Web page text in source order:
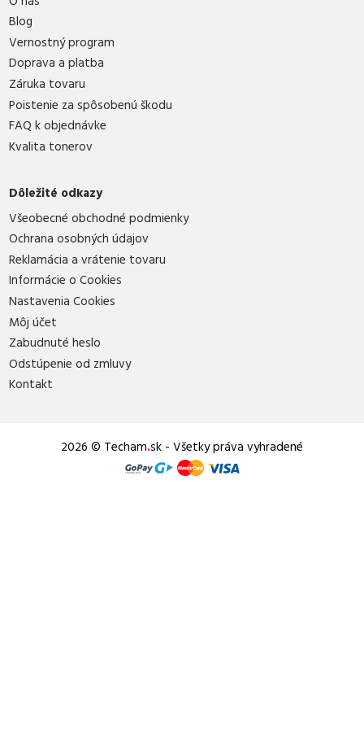
Blog
Vernostný program
Doprava a platba
Záruka tovaru
Poistenie za spôsobenú škodu
FAQ k objednávke
Kvalita tonerov
Dôležité odkazy
Všeobecné obchodné podmienky
Ochrana osobných údajov
Reklamácia a vrátenie tovaru
Informácie o Cookies
Nastavenia Cookies
Môj účet
Zabudnuté heslo
Odstúpenie od zmluvy
Kontakt
2026 © Techam.sk - Všetky práva vyhradené